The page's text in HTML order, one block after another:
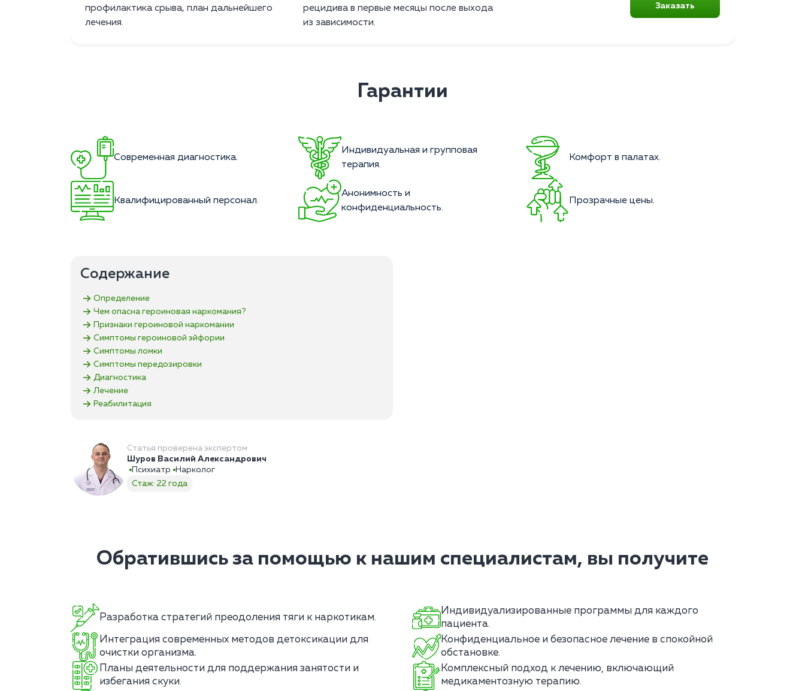
профилактика срыва, план дальнейшего
лечения.
рецидива в первые месяцы после выхода
из зависимости.
Заказать
Гарантии
Современная диагностика.
Индивидуальная и групповая
терапия.
Комфорт в палатах.
Квалифицированный персонал.
Анонимность и
конфиденциальность.
Прозрачные цены.
Содержание
Определение
Чем опасна героиновая наркомания?
Признаки героиновой наркомании
Симптомы героиновой эйфории
Симптомы ломки
Симптомы передозировки
Диагностика
Лечение
Реабилитация
Статья проверена экспертом
Шуров Василий Александрович
Психиатр
Нарколог
Стаж: 22 года
Обратившись за помощью к нашим специалистам, вы получите
Разработка стратегий преодоления тяги к наркотикам.
Индивидуализированные программы для каждого
пациента.
Интеграция современных методов детоксикации для
очистки организма.
Конфиденциальное и безопасное лечение в спокойной
обстановке.
Планы деятельности для поддержания занятости и
избегания скуки.
Комплексный подход к лечению, включающий
медикаментозную терапию.